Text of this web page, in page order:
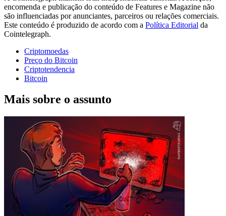
encomenda e publicação do conteúdo de Features e Magazine não
são influenciadas por anunciantes, parceiros ou relações comerciais.
Este conteúdo é produzido de acordo com a Política Editorial da
Cointelegraph.
Criptomoedas
Preço do Bitcoin
Criptotendencia
Bitcoin
Mais sobre o assunto